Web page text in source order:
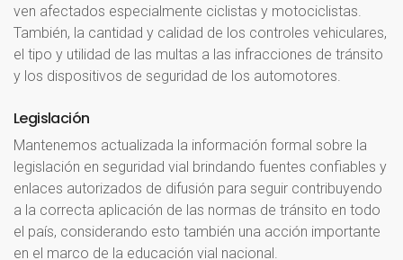
ven afectados especialmente ciclistas y motociclistas.
También, la cantidad y calidad de los controles vehiculares,
el tipo y utilidad de las multas a las infracciones de tránsito
y los dispositivos de seguridad de los automotores.
Legislación
Mantenemos actualizada la información formal sobre la
legislación en seguridad vial brindando fuentes confiables y
enlaces autorizados de difusión para seguir contribuyendo
a la correcta aplicación de las normas de tránsito en todo
el país, considerando esto también una acción importante
en el marco de la educación vial nacional.